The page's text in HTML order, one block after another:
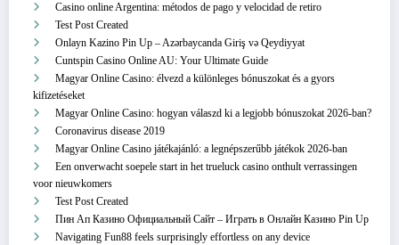
Casino online Argentina: métodos de pago y velocidad de retiro
Test Post Created
Onlayn Kazino Pin Up – Azərbaycanda Giriş və Qeydiyyat
Cuntspin Casino Online AU: Your Ultimate Guide
Magyar Online Casino: élvezd a különleges bónuszokat és a gyors
kifizetéseket
Magyar Online Casino: hogyan válaszd ki a legjobb bónuszokat 2026-ban?
Coronavirus disease 2019
Magyar Online Casino játékajánló: a legnépszerűbb játékok 2026-ban
Een onverwacht soepele start in het trueluck casino onthult verrassingen
voor nieuwkomers
Test Post Created
Пин Ап Казино Официальный Сайт – Играть в Онлайн Казино Pin Up
Navigating Fun88 feels surprisingly effortless on any device